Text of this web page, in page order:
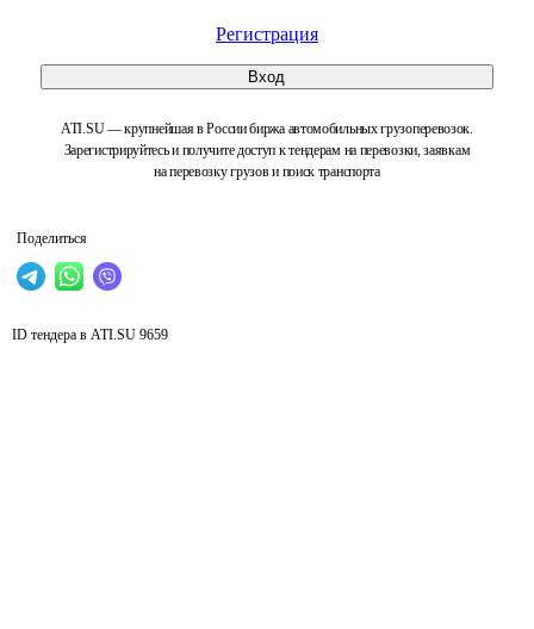
Регистрация
Вход
ATI.SU — крупнейшая в России биржа автомобильных грузоперевозок.
Зарегистрируйтесь и получите доступ к тендерам на перевозки, заявкам
на перевозку грузов и поиск транспорта
Поделиться
ID тендера в ATI.SU 9659